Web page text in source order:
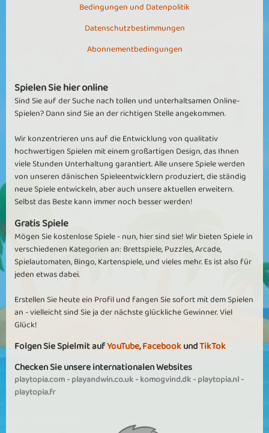
Bedingungen und Datenpolitik
Datenschutzbestimmungen
Abonnementbedingungen
Spielen Sie hier online
Sind Sie auf der Suche nach tollen und unterhaltsamen Online-
Spielen? Dann sind Sie an der richtigen Stelle angekommen.
Wir konzentrieren uns auf die Entwicklung von qualitativ
hochwertigen Spielen mit einem großartigen Design, das Ihnen
viele Stunden Unterhaltung garantiert. Alle unsere Spiele werden
von unseren dänischen Spieleentwicklern produziert, die ständig
neue Spiele entwickeln, aber auch unsere aktuellen erweitern.
Selbst das Beste kann immer noch besser werden!
Gratis Spiele
Mögen Sie kostenlose Spiele - nun, hier sind sie! Wir bieten Spiele in
verschiedenen Kategorien an: Brettspiele, Puzzles, Arcade,
Spielautomaten, Bingo, Kartenspiele, und vieles mehr. Es ist also für
jeden etwas dabei.
Erstellen Sie heute ein Profil und fangen Sie sofort mit dem Spielen
an - vielleicht sind Sie ja der nächste glückliche Gewinner. Viel
Glück!
Folgen Sie Spielmit aufYouTube,FacebookundTikTok
Checken Sie unsere internationalen Websites
playtopia.com-playandwin.co.uk-komogvind.dk-playtopia.nl-
playtopia.fr